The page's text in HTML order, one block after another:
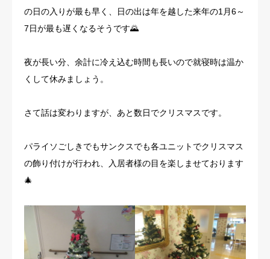
の日の入りが最も早く、日の出は年を越した来年の1月6～
7日が最も遅くなるそうです🌄
夜が長い分、余計に冷え込む時間も長いので就寝時は温か
くして休みましょう。
さて話は変わりますが、あと数日でクリスマスです。
パライソごしきでもサンクスでも各ユニットでクリスマス
の飾り付けが行われ、入居者様の目を楽しませております
🎄